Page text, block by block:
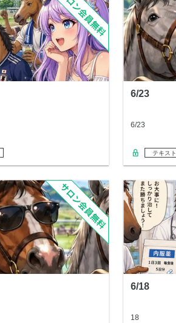
6/23
6/23
テキスト
6/18
18